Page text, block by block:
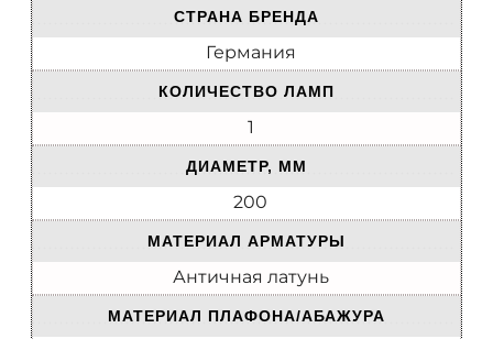
СТРАНА БРЕНДА
Германия
КОЛИЧЕСТВО ЛАМП
1
ДИАМЕТР, ММ
200
МАТЕРИАЛ АРМАТУРЫ
Античная латунь
МАТЕРИАЛ ПЛАФОНА/АБАЖУРА